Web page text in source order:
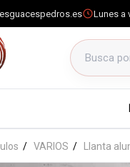
Lunes a
Buscar
VARIOS Llanta